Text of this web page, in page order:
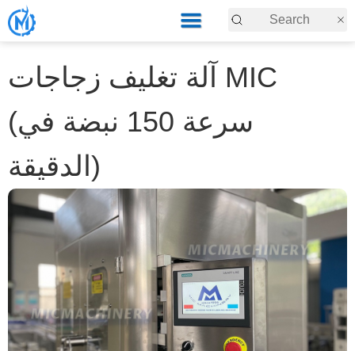
آلة تغليف زجاجات MIC
(سرعة 150 نبضة في
الدقيقة)